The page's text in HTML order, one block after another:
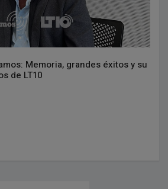
Memoria, grandes éxitos y su
de LT10